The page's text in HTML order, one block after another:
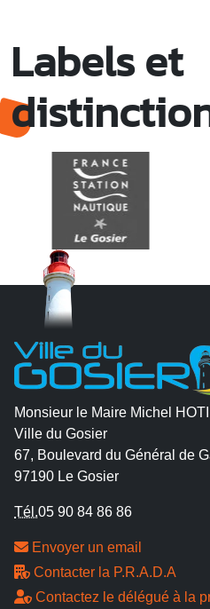
Labels et
Monsieur le Maire Michel
Ville du Gosier
67, Boulevard du Général de
97190 Le Gosier
Tél.05 90 84 86 86
Envoyer un email
Contacter la P.R.A.D.A
Contactez le délégué à la